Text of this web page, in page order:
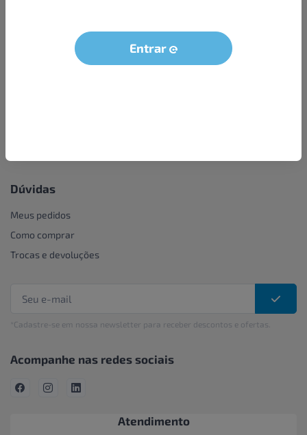
Entrar
Seja um parceiro
LGPD - Solicitação dos dados do titular
Dúvidas
Meus pedidos
Como comprar
Trocas e devoluções
*Cadastre-se em nossa newsletter para receber descontos e ofertas.
Acompanhe nas redes sociais
Atendimento